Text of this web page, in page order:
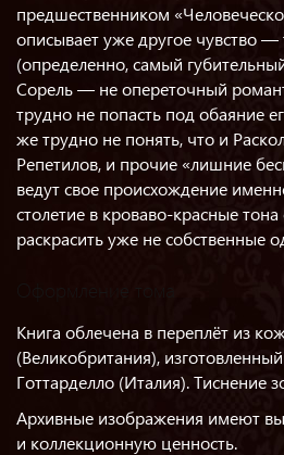
предшественником
описывает уже другое чувство —
(определенно, самый
Сорель — не опереточный
трудно не попасть под обаяние
же трудно не понять, что и
Репетилов, и прочие «лишние
ведут свое происхождение
столетие в кроваво-красные
раскрасить уже не собственные
Книга облечена в переплёт из
(Великобритания),
Готтарделло (Италия). Тиснение
Архивные изображения имеют
и коллекционную ценность.